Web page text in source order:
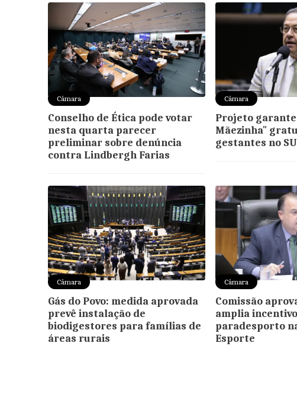
Câmara
Conselho de Ética pode votar
nesta quarta parecer
preliminar sobre denúncia
contra Lindbergh Farias
Câmara
Projeto garante
Mãezinha"
gestantes no
Câmara
Gás do Povo: medida aprovada
prevê instalação de
biodigestores para famílias de
áreas rurais
Câmara
Comissão
amplia
paradesporto
Esporte